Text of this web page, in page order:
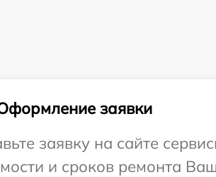
заявки
заявку на сайте
и сроков ремонта